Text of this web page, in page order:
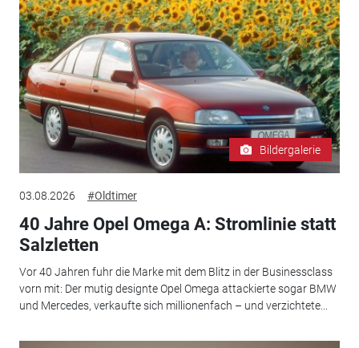
Bildergalerie
03.08.2026 #Oldtimer
40 Jahre Opel Omega A: Stromlinie statt
Salzletten
Vor 40 Jahren fuhr die Marke mit dem Blitz in der Businessclass
vorn mit: Der mutig designte Opel Omega attackierte sogar BMW
und Mercedes, verkaufte sich millionenfach – und verzichtete...